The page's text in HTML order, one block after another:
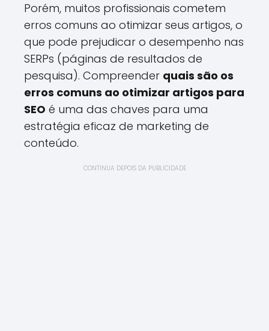
Porém, muitos profissionais cometem
erros comuns ao otimizar seus artigos, o
que pode prejudicar o desempenho nas
SERPs (páginas de resultados de
pesquisa). Compreender quais são os
erros comuns ao otimizar artigos para
SEO é uma das chaves para uma
estratégia eficaz de marketing de
conteúdo.
CONTINUA DEPOIS DA PUBLICIDADE